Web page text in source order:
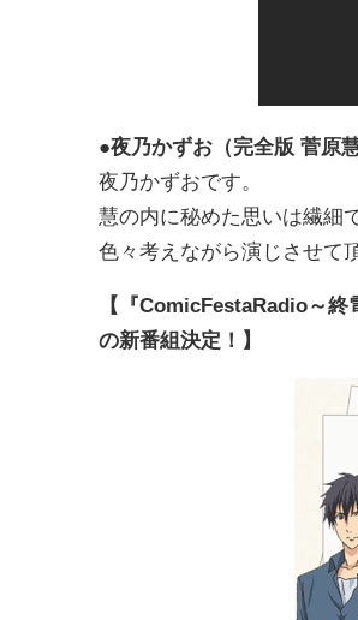
●夜乃かずお（完全版 菅原慧
夜乃かずおです。
慧の内に秘めた思いは繊細
色々考えながら演じさせて
【『ComicFestaRadio～
の新番組決定！】